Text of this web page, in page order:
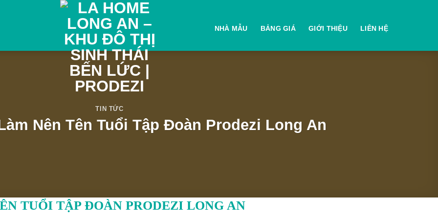
NHÀ MẪU BẢNG GIÁ GIỚI THIỆU LIÊN HỆ
TIN TỨC
Nên Tên Tuổi Tập Đoàn Prodezi Long An
TUỔI TẬP ĐOÀN PRODEZI LONG AN